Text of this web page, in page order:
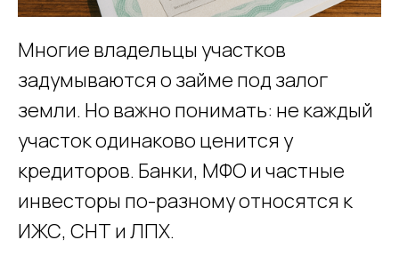
Многие владельцы участков
задумываются о займе под залог
земли. Но важно понимать: не каждый
участок одинаково ценится у
кредиторов. Банки, МФО и частные
инвесторы по-разному относятся к
ИЖС, СНТ и ЛПХ.